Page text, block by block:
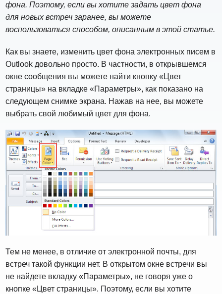
фона. Поэтому, если вы хотите задать цвет фона
для новых встреч заранее, вы можете
воспользоваться способом, описанным в этой статье.
Как вы знаете, изменить цвет фона электронных писем в
Outlook довольно просто. В частности, в открывшемся
окне сообщения вы можете найти кнопку «Цвет
страницы» на вкладке «Параметры», как показано на
следующем снимке экрана. Нажав на нее, вы можете
выбрать свой любимый цвет для фона.
Тем не менее, в отличие от электронной почты, для
встреч такой функции нет. В открытом окне встречи вы
не найдете вкладку «Параметры», не говоря уже о
кнопке «Цвет страницы». Поэтому, если вы хотите